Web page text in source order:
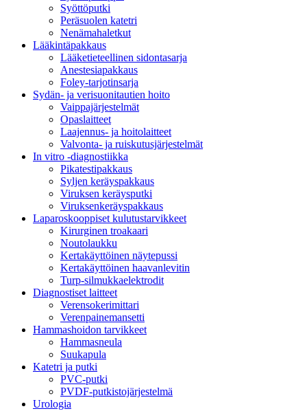
Syöttöputki
Peräsuolen katetri
Nenämahaletkut
Lääkintäpakkaus
Lääketieteellinen sidontasarja
Anestesiapakkaus
Foley-tarjotinsarja
Sydän- ja verisuonitautien hoito
Vaippajärjestelmät
Opaslaitteet
Laajennus- ja hoitolaitteet
Valvonta- ja ruiskutusjärjestelmät
In vitro -diagnostiikka
Pikatestipakkaus
Syljen keräyspakkaus
Viruksen keräysputki
Viruksenkeräyspakkaus
Laparoskooppiset kulutustarvikkeet
Kirurginen troakaari
Noutolaukku
Kertakäyttöinen näytepussi
Kertakäyttöinen haavanlevitin
Turp-silmukkaelektrodit
Diagnostiset laitteet
Verensokerimittari
Verenpainemansetti
Hammashoidon tarvikkeet
Hammasneula
Suukapula
Katetri ja putki
PVC-putki
PVDF-putkistojärjestelmä
Urologia